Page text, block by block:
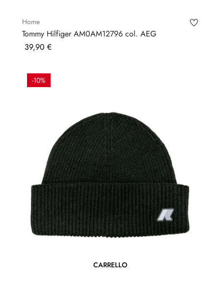
Home
Tommy Hilfiger AM0AM12796 col. AEG
Prezzo
39,90 €
-10%
CARRELLO